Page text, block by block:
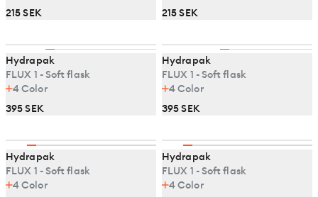
215 SEK
215 SEK
Hydrapak
FLUX 1 - Soft flask
4Color
395 SEK
Hydrapak
FLUX 1 - Soft flask
4Color
395 SEK
Hydrapak
FLUX 1 - Soft flask
4Color
Hydrapak
FLUX 1 - Soft flask
4Color